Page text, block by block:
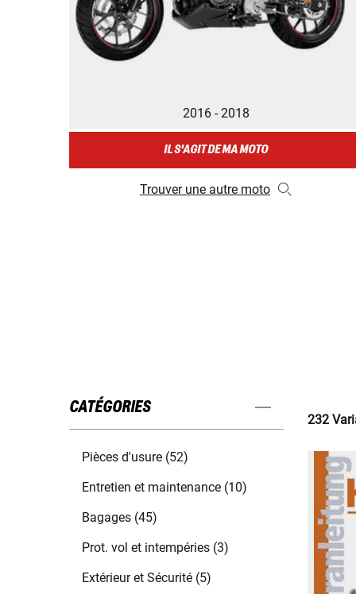
2016 - 2018
IL S'AGIT DE MA MOTO
Trouver une autre moto
CATÉGORIES
Pièces d'usure (52)
Entretien et maintenance (10)
Bagages (45)
Prot. vol et intempéries (3)
Extérieur et Sécurité (5)
232